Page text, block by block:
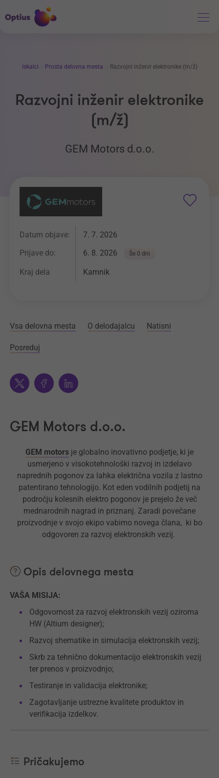
Iskalci Prosta delovna mesta Razvojni inženir elektronike (m/ž)
Razvojni inženir elektronike
(m/ž)
GEM Motors d.o.o.
Datum objave:
7. 7. 2026
Prijave do:
6. 8. 2026 Še 0 dni
Kraj dela Kamnik
Vsa delovna mesta O delodajalcu Natisni
Posreduj
TwitterFacebookLinkedin
GEM Motors d.o.o.
GEM motors je globalno inovativno podjetje, ki je
usmerjeno v visokotehnološki razvoj in izdelavo
naprednih pogonov za lahka električna vozila z lastno
patentirano tehnologijo. Kot eden vodilnih podjetij na
področju kolesnih elektro pogonov je prejelo že več
mednarodnih nagrad in priznanj. Zaradi povečane
proizvodnje v svojo ekipo vabimo novega člana, ki bo
odgovoren za razvoj elektronskih vezij.
Opis delovnega mesta
VAŠA MISIJA:
Odgovornost za razvoj elektronskih vezij oziroma
HW (Altium designer);
Razvoj shematike in simulacija elektronskih vezij;
Skrb za tehnično dokumentacijo elektronskih vezij
ter prenos v proizvodnjo;
Testiranje in validacija elektronike;
Zagotavljanje ustrezne kvalitete produktov in
verifikacija izdelkov.
Pričakujemo